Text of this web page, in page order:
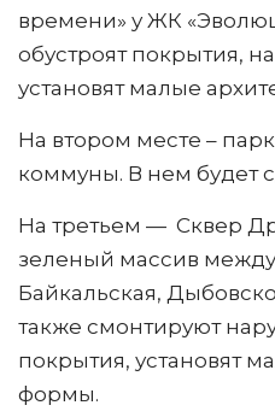
времени» у ЖК
обустроят покрытия,
установят малые
На втором месте –
коммуны. В нем будет
На третьем — Сквер
зеленый массив
Байкальская,
также смонтируют
покрытия, установят
формы.